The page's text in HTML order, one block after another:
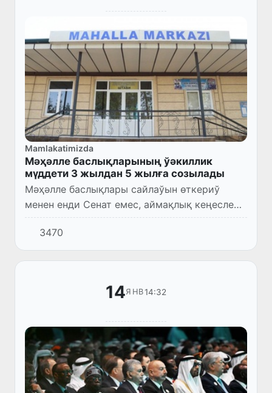
Mamlakatimizda
Мәҳәлле баслықларының ўәкиллик
мүддети 3 жылдан 5 жылға созылады
Мәҳәлле баслықлары сайлаўын өткериў
менен енди Сенат емес, аймақлық кеңеслер
шуғылланады.
3470
14ЯНВ14:32